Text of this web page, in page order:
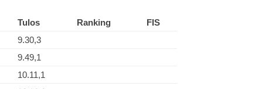
Tulos Ranking
FIS
9.30,3
9.49,1
10.11,1